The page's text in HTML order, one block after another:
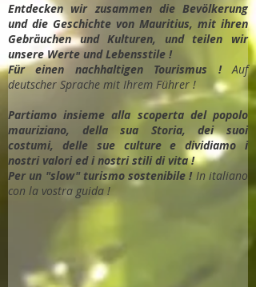
Entdecken wir zusammen die Bevölkerung
und die Geschichte von Mauritius, mit ihren
Gebräuchen und Kulturen, und teilen wir
unsere Werte und Lebensstile !
Für einen nachhaltigen Tourismus !Auf
deutscher Sprache mit Ihrem Führer !
Partiamo insieme alla scoperta del popolo
mauriziano, della sua Storia, dei suoi
costumi, delle sue culture e dividiamo i
nostri valori ed i nostri stili di vita !
Per un "slow" turismo sostenibile !In italiano
con la vostra guida !